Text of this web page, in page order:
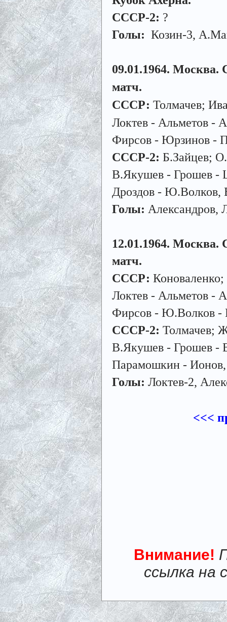
СССР-2: ?
Голы: Козин-3,
09.01.1964.
матч.
СССР: Толмачев;
Локтев - Альметов -
Фирсов - Юрзинов -
СССР-2: Б.Зайцев;
В.Якушев - Грошев -
Дроздов - Ю.Волков,
Голы: Александров,
12.01.1964.
матч.
СССР:
Локтев - Альметов -
Фирсов - Ю.Волков -
СССР-2: Толмачев;
В.Якушев - Грошев -
Парамошкин -
Голы: Локтев-2,
<<<
Внимание!
ссылка на